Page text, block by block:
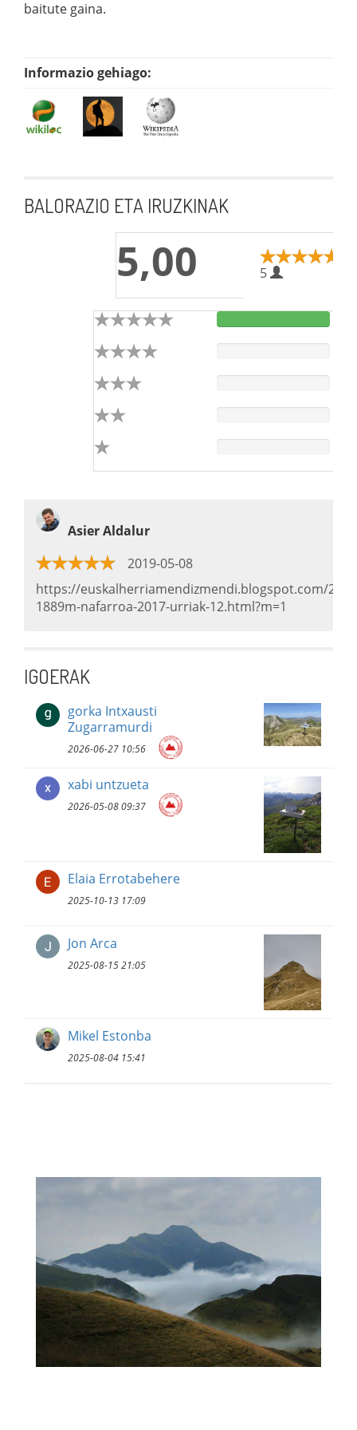
baitute gaina.
Informazio gehiago:
BALORAZIO ETA IRUZKINAK
5,00 5
Asier Aldalur
2019-05-08
https://euskalherriamendizmendi.blogspot.com/
1889m-nafarroa-2017-urriak-12.html?m=1
IGOERAK
gorka Intxausti
Zugarramurdi
2026-06-27 10:56
xabi untzueta
2026-05-08 09:37
Elaia Errotabehere
2025-10-13 17:09
Jon Arca
2025-08-15 21:05
Mikel Estonba
2025-08-04 15:41